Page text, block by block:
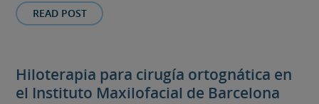
READ POST
Hiloterapia para cirugía ortognática en
el Instituto Maxilofacial de Barcelona